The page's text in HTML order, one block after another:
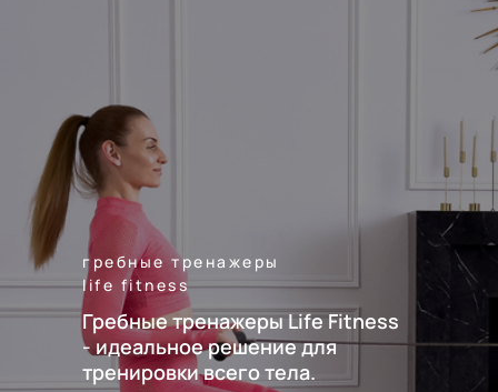
гребные тренажеры
life fitness
Гребные тренажеры Life Fitness
- идеальное решение для
тренировки всего тела.